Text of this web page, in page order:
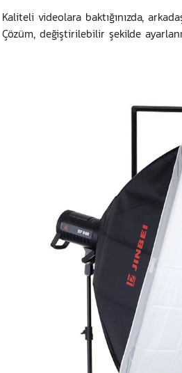
Kaliteli videolara baktığınızda,
Çözüm, değiştirilebilir şekilde